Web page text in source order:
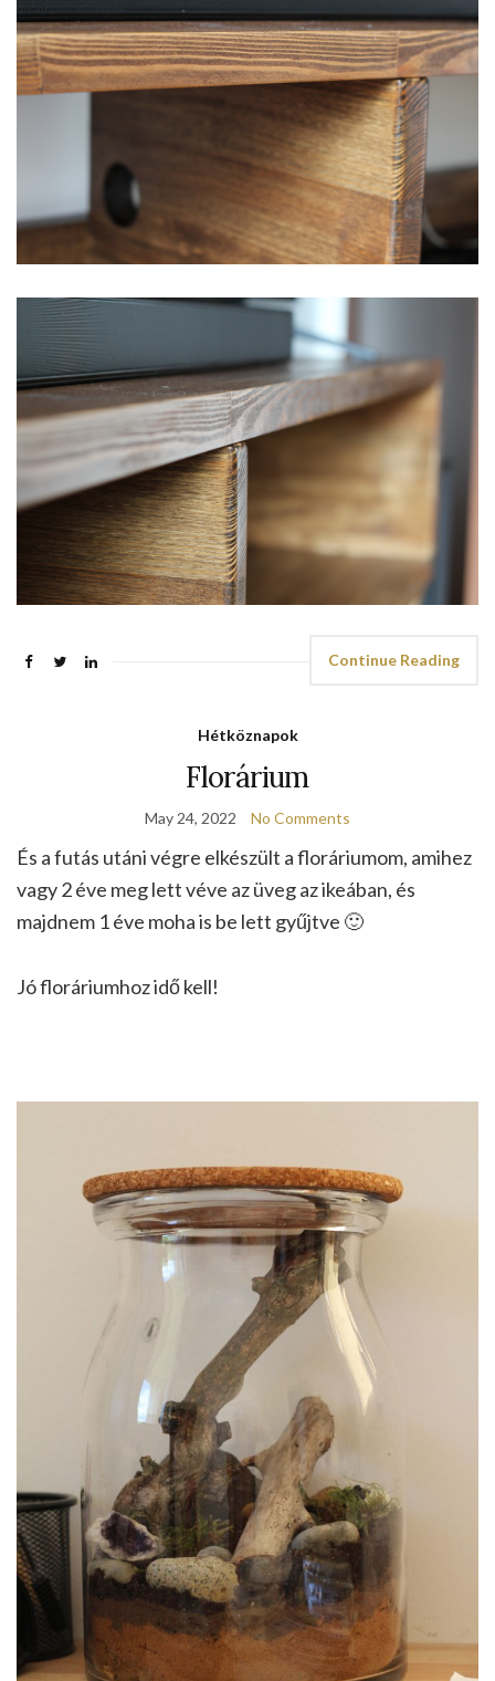
Continue Reading
Hétköznapok
Florárium
May 24, 2022 No Comments
És a futás utáni végre elkészült a floráriumom, amihez
vagy 2 éve meg lett véve az üveg az ikeában, és
majdnem 1 éve moha is be lett gyűjtve 🙂
Jó floráriumhoz idő kell!